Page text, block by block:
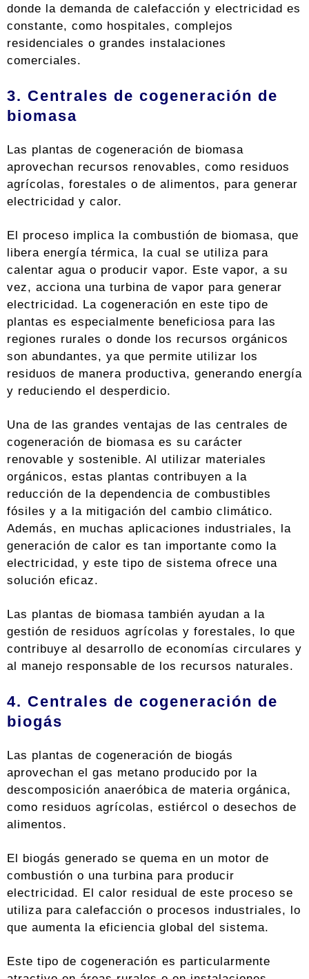
donde la demanda de calefacción y electricidad es
constante, como hospitales, complejos
residenciales o grandes instalaciones
comerciales.
3. Centrales de cogeneración de
biomasa
Las plantas de cogeneración de biomasa
aprovechan recursos renovables, como residuos
agrícolas, forestales o de alimentos, para generar
electricidad y calor.
El proceso implica la combustión de biomasa, que
libera energía térmica, la cual se utiliza para
calentar agua o producir vapor. Este vapor, a su
vez, acciona una turbina de vapor para generar
electricidad. La cogeneración en este tipo de
plantas es especialmente beneficiosa para las
regiones rurales o donde los recursos orgánicos
son abundantes, ya que permite utilizar los
residuos de manera productiva, generando energía
y reduciendo el desperdicio.
Una de las grandes ventajas de las centrales de
cogeneración de biomasa es su carácter
renovable y sostenible. Al utilizar materiales
orgánicos, estas plantas contribuyen a la
reducción de la dependencia de combustibles
fósiles y a la mitigación del cambio climático.
Además, en muchas aplicaciones industriales, la
generación de calor es tan importante como la
electricidad, y este tipo de sistema ofrece una
solución eficaz.
Las plantas de biomasa también ayudan a la
gestión de residuos agrícolas y forestales, lo que
contribuye al desarrollo de economías circulares y
al manejo responsable de los recursos naturales.
4. Centrales de cogeneración de
biogás
Las plantas de cogeneración de biogás
aprovechan el gas metano producido por la
descomposición anaeróbica de materia orgánica,
como residuos agrícolas, estiércol o desechos de
alimentos.
El biogás generado se quema en un motor de
combustión o una turbina para producir
electricidad. El calor residual de este proceso se
utiliza para calefacción o procesos industriales, lo
que aumenta la eficiencia global del sistema.
Este tipo de cogeneración es particularmente